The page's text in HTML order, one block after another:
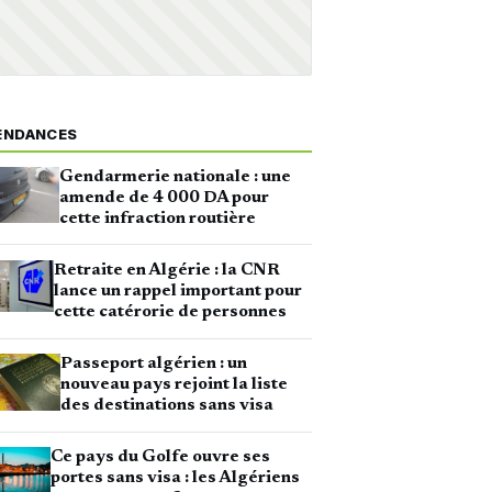
Gendarmerie nationale : une
amende de 4 000 DA pour
cette infraction routière
Retraite en Algérie : la CNR
lance un rappel important pour
cette catérorie de personnes
Passeport algérien : un
nouveau pays rejoint la liste
des destinations sans visa
Ce pays du Golfe ouvre ses
portes sans visa : les Algériens